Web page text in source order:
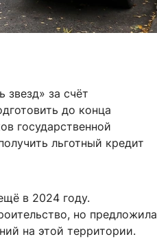
звезд» за счёт
до конца
государственной
льготный кредит
в 2024 году.
но предложила
на этой территории.